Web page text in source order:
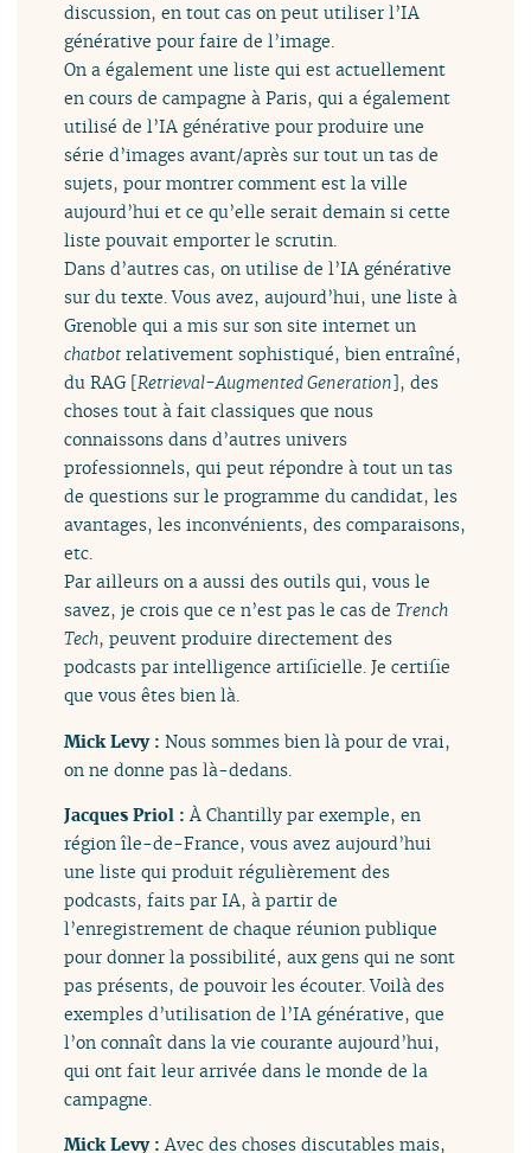
discussion, en tout cas on peut utiliser l’IA
générative pour faire de l’image.
On a également une liste qui est actuellement
en cours de campagne à Paris, qui a également
utilisé de l’IA générative pour produire une
série d’images avant/après sur tout un tas de
sujets, pour montrer comment est la ville
aujourd’hui et ce qu’elle serait demain si cette
liste pouvait emporter le scrutin.
Dans d’autres cas, on utilise de l’IA générative
sur du texte. Vous avez, aujourd’hui, une liste à
Grenoble qui a mis sur son site internet un
chatbot relativement sophistiqué, bien entraîné,
du RAG [Retrieval-Augmented Generation], des
choses tout à fait classiques que nous
connaissons dans d’autres univers
professionnels, qui peut répondre à tout un tas
de questions sur le programme du candidat, les
avantages, les inconvénients, des comparaisons,
etc.
Par ailleurs on a aussi des outils qui, vous le
savez, je crois que ce n’est pas le cas deTrench
Tech, peuvent produire directement des
podcasts par intelligence artificielle. Je certifie
que vous êtes bien là.
Mick Levy :Nous sommes bien là pour de vrai,
on ne donne pas là-dedans.
Jacques Priol :À Chantilly par exemple, en
région île-de-France, vous avez aujourd’hui
une liste qui produit régulièrement des
podcasts, faits par IA, à partir de
l’enregistrement de chaque réunion publique
pour donner la possibilité, aux gens qui ne sont
pas présents, de pouvoir les écouter. Voilà des
exemples d’utilisation de l’IA générative, que
l’on connaît dans la vie courante aujourd’hui,
qui ont fait leur arrivée dans le monde de la
campagne.
Mick Levy :Avec des choses discutables mais,